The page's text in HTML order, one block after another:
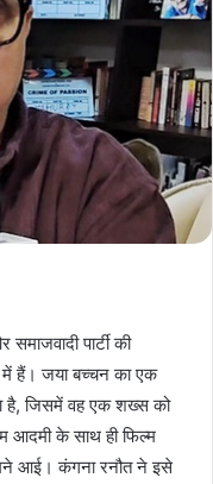
पार्टी की
में हैं। जया बच्चन का एक
है, जिसमें वह एक शख्स को
आदमी के साथ ही फिल्म
आई। कंगना रनौत ने इसे